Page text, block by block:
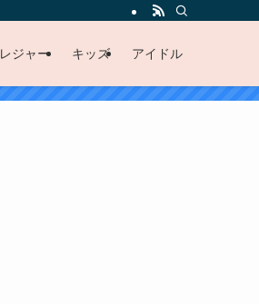
レジャー キッズ アイドル